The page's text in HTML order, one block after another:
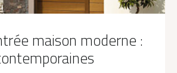
maison moderne :